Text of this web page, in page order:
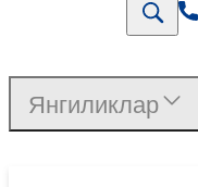
Янгиликлар